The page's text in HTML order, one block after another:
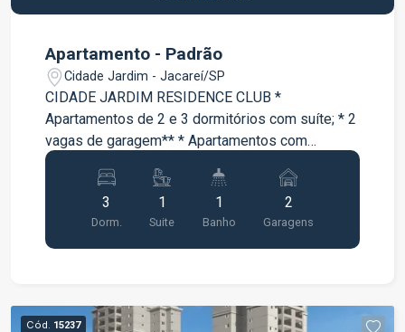
Apartamento - Padrão
Cidade Jardim - Jacareí/SP
CIDADE JARDIM RESIDENCE CLUB *
Apartamentos de 2 e 3 dormitórios com suíte; * 2
vagas de garagem** * Apartamentos com
varanda * Lazer completo entregue e equipado e
decorado;
3
Dorm.
1
Suite
1
Banho
2
Garagens
Cód. 15237